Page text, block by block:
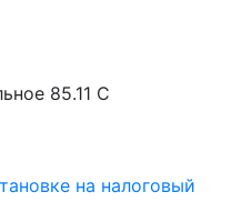
85.11 C
на налоговый